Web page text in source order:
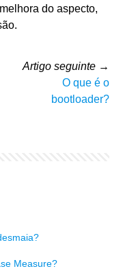
do aspecto,
Artigo seguinte →
O que é o
bootloader?
Measure?